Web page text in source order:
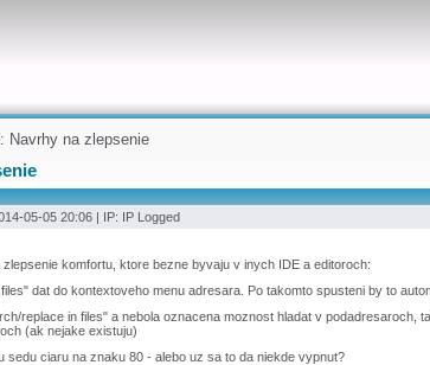
Navrhy na zlepsenie
05-05 20:06 | IP: IP Logged
komfortu, ktore bezne byvaju v inych IDE a editoroch:
dat do kontextoveho menu adresara. Po takomto spusteni by to
replace in files" a nebola oznacena moznost hladat v podadresaroch,
(ak nejake existuju)
sedu ciaru na znaku 80 - alebo uz sa to da niekde vypnut?